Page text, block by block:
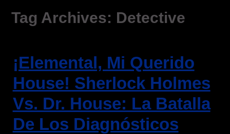
Tag Archives: Detective
¡Elemental, Mi Querido
House! Sherlock Holmes
Vs. Dr. House: La Batalla
De Los Diagnósticos